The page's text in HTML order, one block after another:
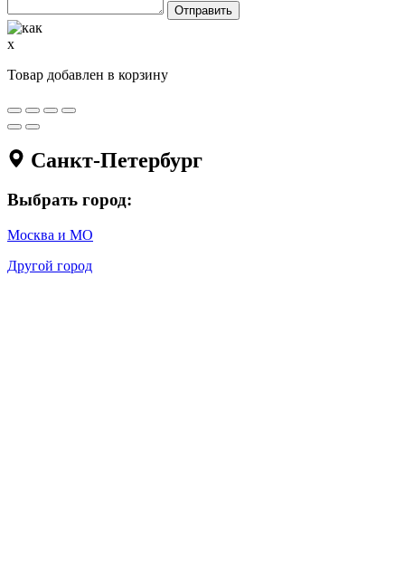
x
Товар добавлен в корзину
Санкт-Петербург
Выбрать город:
Москва и МО
Другой город